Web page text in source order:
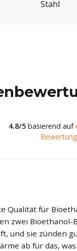
Stahl
4.8/5basierend auf
Qualität für
zwei Bioethanol-
und sie zünden
ab für das,